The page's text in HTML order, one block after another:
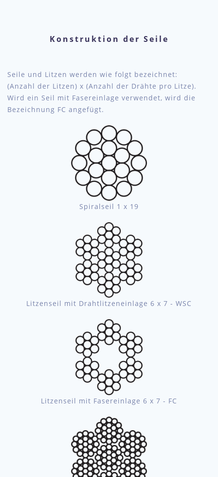
Konstruktion der Seile
Seile und Litzen werden wie folgt bezeichnet:
(Anzahl der Litzen) x (Anzahl der Drähte pro Litze).
Wird ein Seil mit Fasereinlage verwendet, wird die
Bezeichnung FC angefügt.
Spiralseil 1 x 19
Litzenseil mit Drahtlitzeneinlage 6 x 7 - WSC
Litzenseil mit Fasereinlage 6 x 7 - FC